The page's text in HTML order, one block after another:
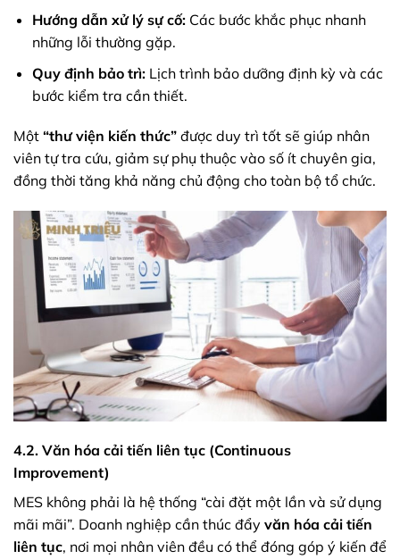
Hướng dẫn xử lý sự cố:Các bước khắc phục nhanh
những lỗi thường gặp.
Quy định bảo trì:Lịch trình bảo dưỡng định kỳ và các
bước kiểm tra cần thiết.
Một “thư viện kiến thức” được duy trì tốt sẽ giúp nhân
viên tự tra cứu, giảm sự phụ thuộc vào số ít chuyên gia,
đồng thời tăng khả năng chủ động cho toàn bộ tổ chức.
4.2. Văn hóa cải tiến liên tục (Continuous
Improvement)
MES không phải là hệ thống “cài đặt một lần và sử dụng
mãi mãi”. Doanh nghiệp cần thúc đẩy văn hóa cải tiến
liên tục, nơi mọi nhân viên đều có thể đóng góp ý kiến để